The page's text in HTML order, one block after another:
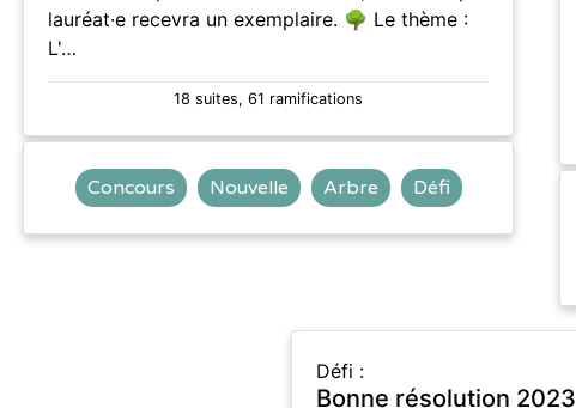
lauréat·e recevra un exemplaire. 🌳 Le thème :
L'…
18 suites, 61 ramifications
Concours Nouvelle Arbre Défi
Défi :
Bonne résolution 2023